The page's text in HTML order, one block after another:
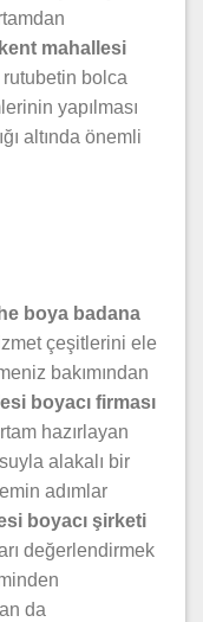
mahallesi
bolca
yapılması
altında önemli
boya badana
çeşitlerini ele
bakımından
boyacı firması
hazırlayan
alakalı bir
adımlar
boyacı şirketi
değerlendirmek
da